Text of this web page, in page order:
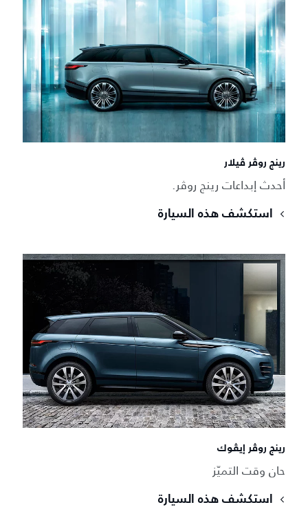
رينج روڤر ڤيلار
أحدث إبداعات رينج روڤر.
استكشف هذه السيارة
رينج روڤر إيڤوك
حان وقت التميّز
استكشف هذه السيارة